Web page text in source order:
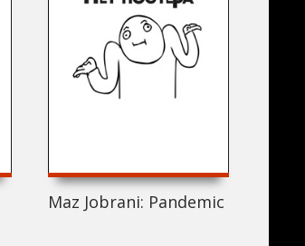
Maz Jobrani: Pandemic Warrior